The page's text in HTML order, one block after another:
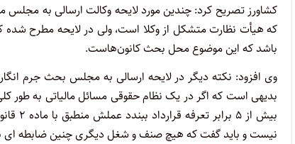
کشاورز تصریح کرد: چندین مورد لایحه وکالت ارسالی به
که هیأت نظارت متشکل از وکلا است، ولی در لایحه مطرح
باشد که این موضوع محل بحث کانون‌هاست.
بدیهی است که اگر در یک نظام حقوقی مسائل مالیاتی به طور
بیش
نیست و باید گفت که هیچ صنف و شغل دیگری چنین ضابطه ای